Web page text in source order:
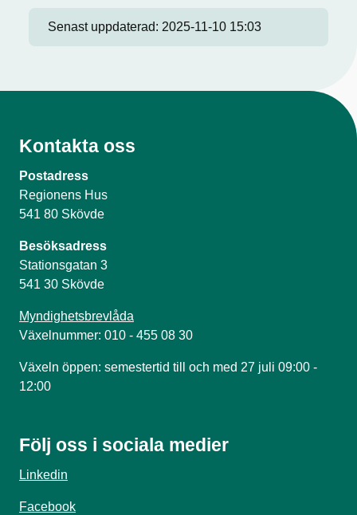
Senast uppdaterad: 2025-11-10 15:03
Kontakta oss
Postadress
Regionens Hus
541 80 Skövde
Besöksadress
Stationsgatan 3
541 30 Skövde
Myndighetsbrevlåda
Växelnummer: 010 - 455 08 30
Växeln öppen: semestertid till och med 27 juli 09:00 -
12:00
Följ oss i sociala medier
Linkedin
Facebook